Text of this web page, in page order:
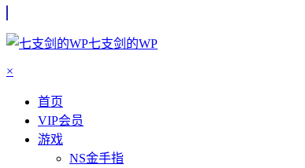
七支剑的WP
×
首页
VIP会员
游戏
NS金手指